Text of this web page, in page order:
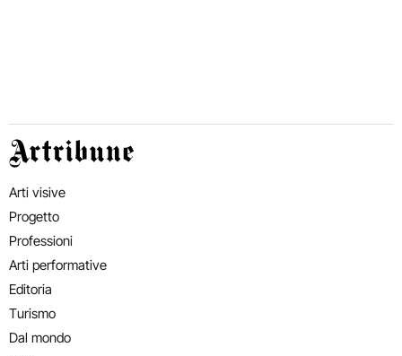
Artribune
Arti visive
Progetto
Professioni
Arti performative
Editoria
Turismo
Dal mondo